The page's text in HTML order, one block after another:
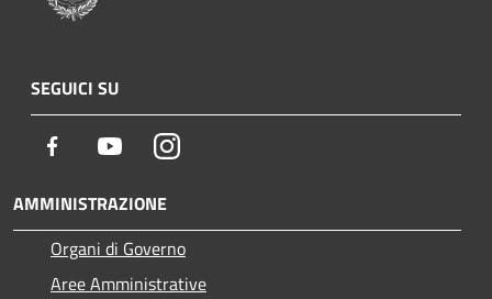
SEGUICI SU
Facebook YoutubeInstagram
AMMINISTRAZIONE
Organi di Governo
Aree Amministrative